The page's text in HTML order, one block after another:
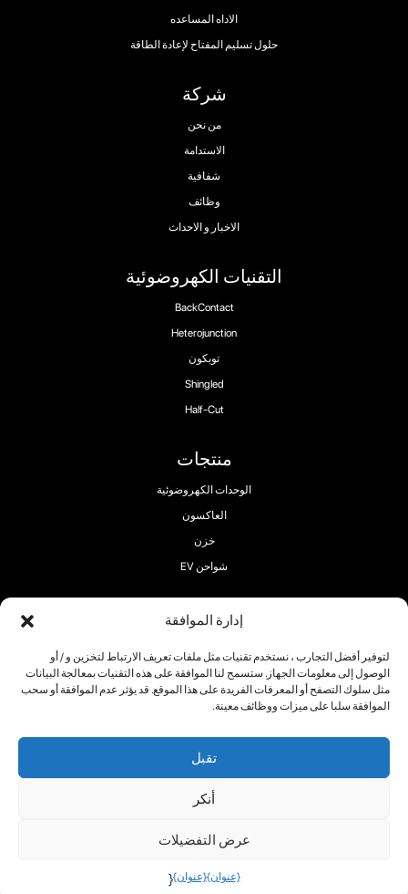
إدارة الموافقة
لتوفير أفضل التجارب ، نستخدم تقنيات مثل ملفات تعريف الارتباط لتخزين و / أو
الوصول إلى معلومات الجهاز. ستسمح لنا الموافقة على هذه التقنيات بمعالجة البيانات
مثل سلوك التصفح أو المعرفات الفريدة على هذا الموقع. قد يؤثر عدم الموافقة أو سحب
الموافقة سلبا على ميزات ووظائف معينة.
تقبل
أنكر
عرض التفضيلات
{عنوان}{عنوان}{
منتجات
الوحدات الكهروضوئية
العاكسون
خزن
شواحن EV
التقنيات الكهروضوئية
BackContact
Heterojunction
توبكون
Shingled
Half-Cut
شركة
من نحن
الاستدامة
شفافية
وظائف
الاخبار و الاحداث
الاداه المساعده
حلول تسليم المفتاح لإعادة الطاقة
تابعنا:
حقوق الطبع والنشر 2025 ® RECOM-TECH
تعريف